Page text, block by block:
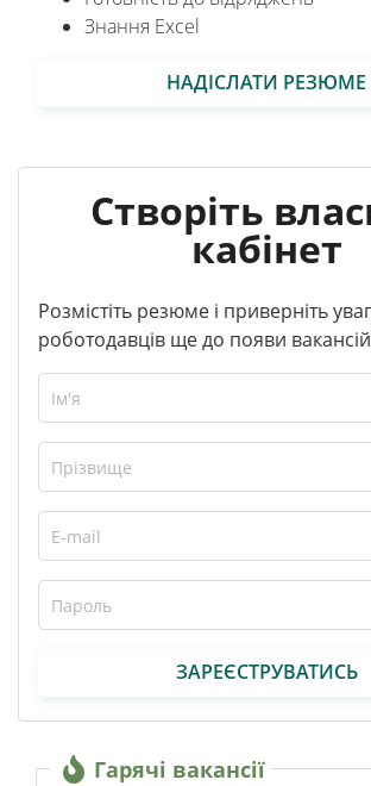
Знання Excel
НАДІСЛАТИ РЕЗЮМЕ
Створіть
кабінет
Розмістіть резюме і приверніть
роботодавців ще до появи вакансій
ЗАРЕЄСТРУВАТИСЬ
Гарячі вакансії